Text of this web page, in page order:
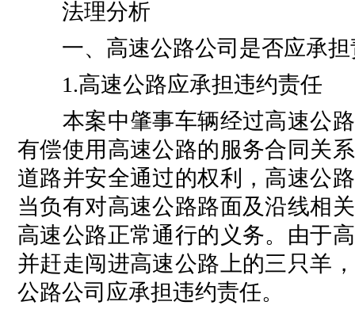
法理分析
一、高速公路公司是否应承担
1.高速公路应承担违约责任
本案中肇事车辆经过高速公路
有偿使用高速公路的服务合同关
道路并安全通过的权利，高速公
当负有对高速公路路面及沿线相
高速公路正常通行的义务。由于
并赶走闯进高速公路上的三只羊
公路公司应承担违约责任。